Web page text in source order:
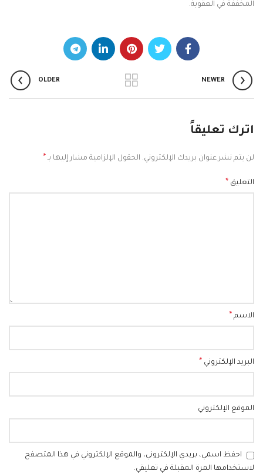
المخففة في العقوبة.
NEWER
OLDER
اترك تعليقاً
لن يتم نشر عنوان بريدك الإلكتروني. الحقول الإلزامية مشار إليها بـ *
التعليق *
الاسم *
البريد الإلكتروني *
الموقع الإلكتروني
احفظ اسمي، بريدي الإلكتروني، والموقع الإلكتروني في هذا المتصفح
لاستخدامها المرة المقبلة في تعليقي.